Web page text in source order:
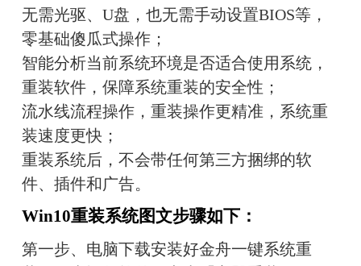
无需光驱、U盘，也无需手动设置BIOS等，
零基础傻瓜式操作；
智能分析当前系统环境是否适合使用系统，
重装软件，保障系统重装的安全性；
流水线流程操作，重装操作更精准，系统重
装速度更快；
重装系统后，不会带任何第三方捆绑的软
件、插件和广告。
Win10重装系统图文步骤如下：
第一步、电脑下载安装好金舟一键系统重